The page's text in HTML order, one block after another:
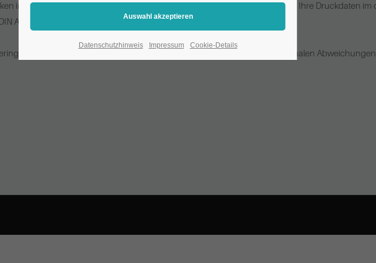
immer 2 mm über das eigentliche Format hinaus angelegt werden sollten. Ihre Druckdaten
A4 beispielsweise beträgt das Format inkl. Randanschnitt 303 x 216 mm.
kann es aufgrund von maschinenbedingten Schnitttoleranzen zu minimalen
Datenschutzhinweis Impressum Cookie-Details